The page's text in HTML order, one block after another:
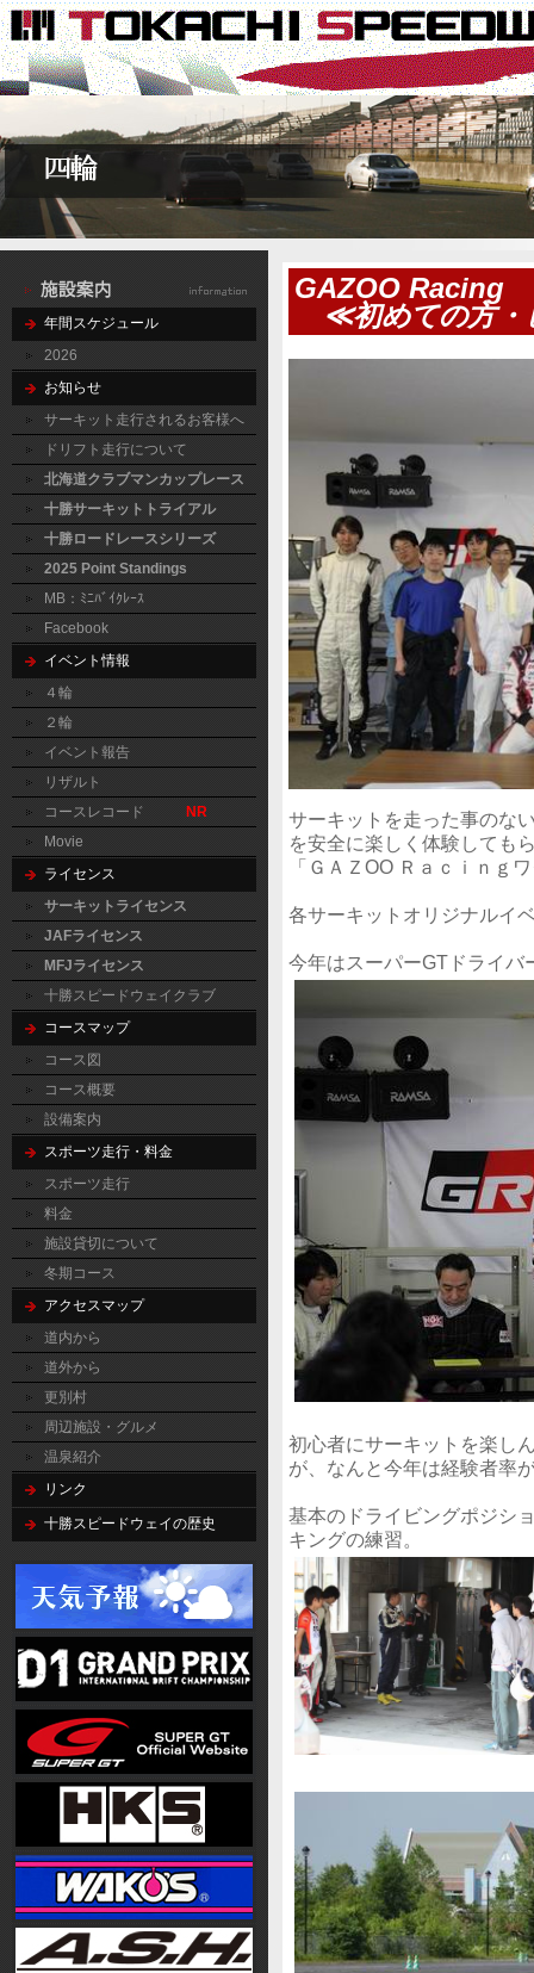
年間スケジュール
2026
お知らせ
サーキット走行されるお客様へ
ドリフト走行について
北海道クラブマンカップレース
十勝サーキットトライアル
十勝ロードレースシリーズ
2025 Point Standings
MB：ﾐﾆﾊﾞｲｸﾚｰｽ
Facebook
イベント情報
４輪
２輪
イベント報告
リザルト
コースレコード
NR
Movie
ライセンス
サーキットライセンス
JAFライセンス
MFJライセンス
十勝スピードウェイクラブ
コースマップ
コース図
コース概要
設備案内
スポーツ走行・料金
スポーツ走行
料金
施設貸切について
冬期コース
アクセスマップ
道内から
道外から
更別村
周辺施設・グルメ
温泉紹介
リンク
十勝スピードウェイの歴史
GAZOO Racing
≪初めての方・
サーキットを走った事のな
を安全に楽しく体験しても
「ＧＡＺOO Ｒａｃｉｎｇ
各サーキットオリジナルイ
今年はスーパーGTドライバ
初心者にサーキットを楽し
が、なんと今年は経験者率
基本のドライビングポジシ
キングの練習。